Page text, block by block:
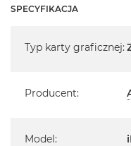
Informacje o
SPECYFIKACJA
Typ karty graficznej:
Producent:
Model: